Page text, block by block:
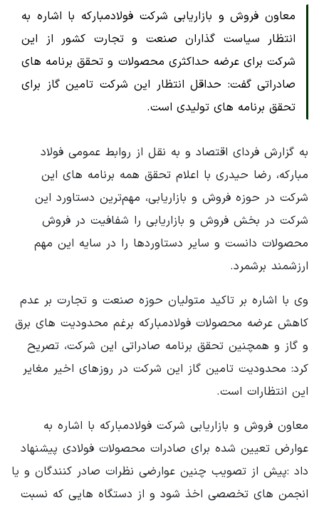
معاون فروش و بازاریابی شرکت فولادمبارکه با اشاره به
انتظار سیاست گذاران صنعت و تجارت کشور از این
شرکت برای عرضه حداکثری محصولات و تحقق برنامه های
صادراتی گفت: حداقل انتظار این شرکت تامین گاز برای
تحقق برنامه های تولیدی است.
به گزارش فردای اقتصاد و به نقل از روابط عمومی فولاد
مبارکه، رضا حیدری با اعلام تحقق همه برنامه های این
شرکت در حوزه فروش و بازاریابی، مهم‌ترین دستاورد این
شرکت در بخش فروش و بازاریابی را شفافیت در فروش
محصولات دانست و سایر دستاوردها را در سایه این مهم
ارزشمند برشمرد.
وی با اشاره بر تاکید متولیان حوزه صنعت و تجارت بر عدم
کاهش عرضه محصولات فولادمبارکه برغم محدودیت های برق
و گاز و همچنین تحقق برنامه صادراتی این شرکت، تصریح
کرد: محدودیت تامین گاز این شرکت در روزهای اخیر مغایر
این انتظارات است.
معاون فروش و بازاریابی شرکت فولادمبارکه با اشاره به
عوارض تعیین شده برای صادرات محصولات فولادی پیشنهاد
داد :پیش از تصویب چنین عوارضی نظرات صادر کنندگان و یا
انجمن های تخصصی اخذ شود و از دستگاه هایی که نسبت